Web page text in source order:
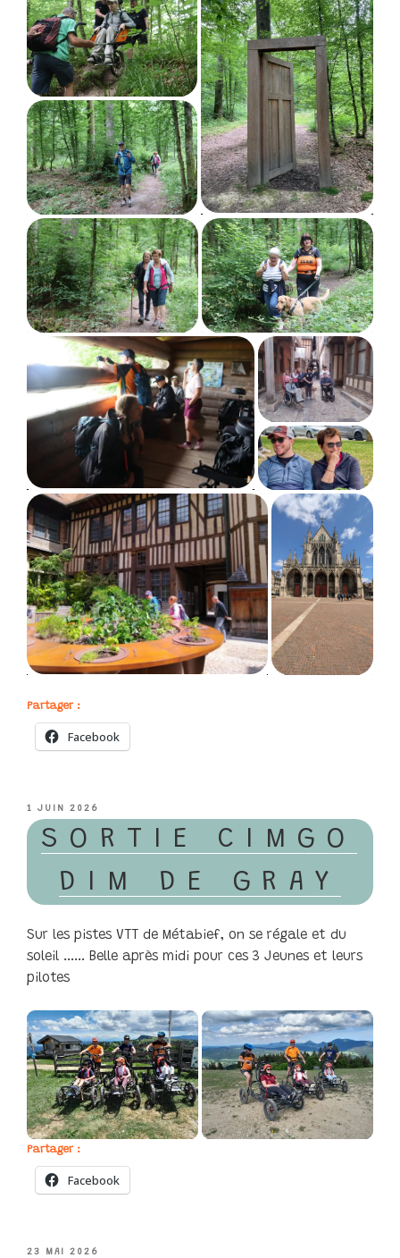
Partager :
Facebook
PUBLIÉ
LE
1 JUIN 2026
SORTIE CIMGO
DIM DE GRAY
Sur les pistes VTT de Métabief, on se régale et du
soleil …… Belle après midi pour ces 3 Jeunes et leurs
pilotes
Partager :
Facebook
PUBLIÉ
23 MAI 2026